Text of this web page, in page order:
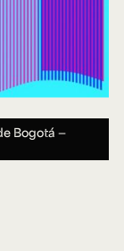
Bogotá —